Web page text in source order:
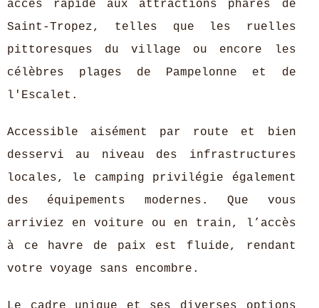
accès rapide aux attractions phares de
Saint-Tropez, telles que les ruelles
pittoresques du village ou encore les
célèbres plages de Pampelonne et de
l'Escalet.
Accessible aisément par route et bien
desservi au niveau des infrastructures
locales, le camping privilégie également
des équipements modernes. Que vous
arriviez en voiture ou en train, l’accès
à ce havre de paix est fluide, rendant
votre voyage sans encombre.